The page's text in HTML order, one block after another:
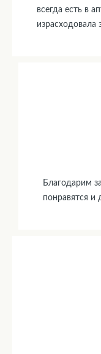
всегда есть в
израсходовала
Благодарим
понравятся и